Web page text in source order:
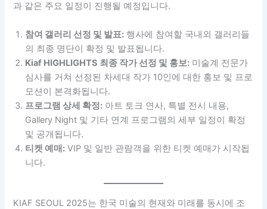
과 같은 주요 일정이 진행될 예정입니다.
참여 갤러리 선정 및 발표: 행사에 참여할 국내외 갤러리들
의 최종 명단이 확정 및 발표됩니다.
Kiaf HIGHLIGHTS 최종 작가 선정 및 홍보: 미술계 전문가
심사를 거쳐 선정된 차세대 작가 10인에 대한 홍보 및 프로
모션이 본격화됩니다.
프로그램 상세 확정: 아트 토크 연사, 특별 전시 내용,
Gallery Night 및 기타 연계 프로그램의 세부 일정이 확정
및 공개됩니다.
티켓 예매: VIP 및 일반 관람객을 위한 티켓 예매가 시작됩
니다.
KIAF SEOUL 2025는 한국 미술의 현재와 미래를 동시에 조